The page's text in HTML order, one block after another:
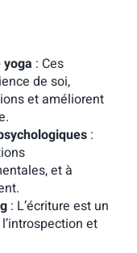
: Ces
de soi,
et améliorent
:
et à
: L’écriture est un
et